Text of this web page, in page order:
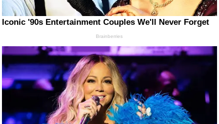
Iconic '90s Entertainment Couples We'll Never Forget
Brainberries